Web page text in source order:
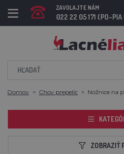
ZAVOLAJTE NÁM
022 22 05 171 (PO-
Domov Chov prepelíc Nožnice na
ZOBRAZIŤ